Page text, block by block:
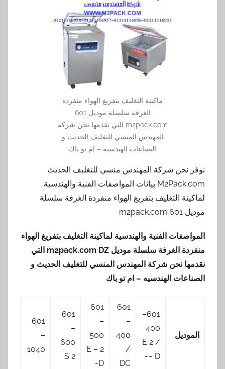
ماكينة التغليف بتفريغ الهواء منفردة
الغرفة سلسلة موديل 601
m2pack.com التي نقدمها نحن شركة
المهندس المنسي للتغليف الحديث و
الصناعات الهندسيه – ام تو باك
نوفر نحن شركة المهندس منسي للتغليف الحديث
M2Pack.com بيانات المواصفات الفنية والهندسية
لماكينة التغليف بتفريغ الهواء منفردة الغرفة سلسلة
موديل m2pack.com 601
المواصفات الفنية والهندسية لماكينة التغليف بتفريغ الهواء
منفردة الغرفة سلسلة موديل
m2pack.com DZ
التي
نقدمها نحن شركة المهندس المنسي للتغليف الحديث و
الصناعات الهندسيه – ام تو باك
الموديل
601–
400
/ 2 E
– D-
601
–
400
/
DC
601
–
500
2 E –
D-
601
–
600
2 S
601
–
1040